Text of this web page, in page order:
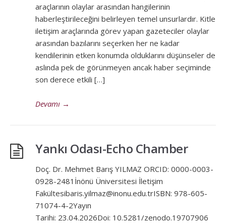
araçlarının olaylar arasından hangilerinin
haberleştirileceğini belirleyen temel unsurlardır. Kitle
iletişim araçlarında görev yapan gazeteciler olaylar
arasından bazılarını seçerken her ne kadar
kendilerinin etken konumda olduklarını düşünseler de
aslında pek de görünmeyen ancak haber seçiminde
son derece etkili […]
Devamı →
Yankı Odası-Echo Chamber
Doç. Dr. Mehmet Barış YILMAZ ORCID: 0000-0003-
0928-2481İnönü Üniversitesi İletişim
Fakültesibaris.yilmaz@inonu.edu.trISBN: 978-605-
71074-4-2Yayın
Tarihi: 23.04.2026Doi: 10.5281/zenodo.19707906